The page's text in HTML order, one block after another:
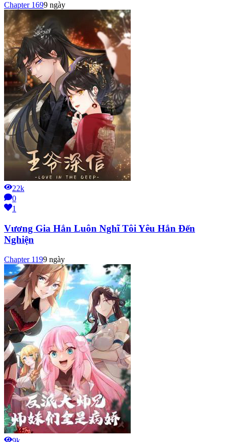
Chapter 1699 ngày
22k
0
1
Vương Gia Hắn Luôn Nghĩ Tôi Yêu Hắn Đến
Nghiện
Chapter 1199 ngày